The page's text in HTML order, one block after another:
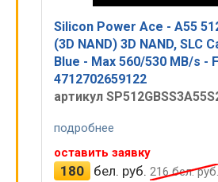
Silicon Power Ace - A55
(3D NAND) 3D NAND, SLC
Blue - Max 560/530 MB/s -
4712702659122
артикул
подробнее
оставить заявку
180 бел. руб. 216бел. руб.